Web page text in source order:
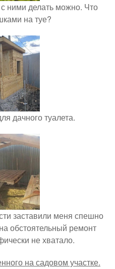
ними делать можно. Что
на туе?
дачного туалета.
заставили меня спешно
обстоятельный ремонт
не хватало.